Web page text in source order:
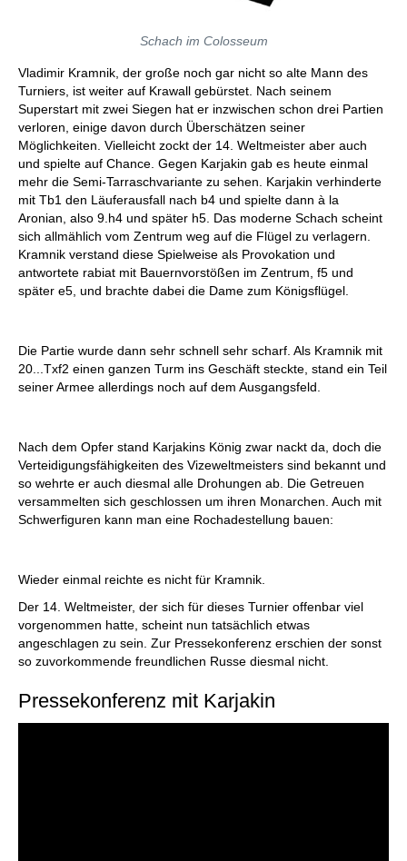
Schach im Colosseum
Vladimir Kramnik, der große noch gar nicht so alte Mann des
Turniers, ist weiter auf Krawall gebürstet. Nach seinem
Superstart mit zwei Siegen hat er inzwischen schon drei Partien
verloren, einige davon durch Überschätzen seiner
Möglichkeiten. Vielleicht zockt der 14. Weltmeister aber auch
und spielte auf Chance. Gegen Karjakin gab es heute einmal
mehr die Semi-Tarraschvariante zu sehen. Karjakin verhinderte
mit Tb1 den Läuferausfall nach b4 und spielte dann à la
Aronian, also 9.h4 und später h5. Das moderne Schach scheint
sich allmählich vom Zentrum weg auf die Flügel zu verlagern.
Kramnik verstand diese Spielweise als Provokation und
antwortete rabiat mit Bauernvorstößen im Zentrum, f5 und
später e5, und brachte dabei die Dame zum Königsflügel.
Die Partie wurde dann sehr schnell sehr scharf. Als Kramnik mit
20...Txf2 einen ganzen Turm ins Geschäft steckte, stand ein Teil
seiner Armee allerdings noch auf dem Ausgangsfeld.
Nach dem Opfer stand Karjakins König zwar nackt da, doch die
Verteidigungsfähigkeiten des Vizeweltmeisters sind bekannt und
so wehrte er auch diesmal alle Drohungen ab. Die Getreuen
versammelten sich geschlossen um ihren Monarchen. Auch mit
Schwerfiguren kann man eine Rochadestellung bauen:
Wieder einmal reichte es nicht für Kramnik.
Der 14. Weltmeister, der sich für dieses Turnier offenbar viel
vorgenommen hatte, scheint nun tatsächlich etwas
angeschlagen zu sein. Zur Pressekonferenz erschien der sonst
so zuvorkommende freundlichen Russe diesmal nicht.
Pressekonferenz mit Karjakin